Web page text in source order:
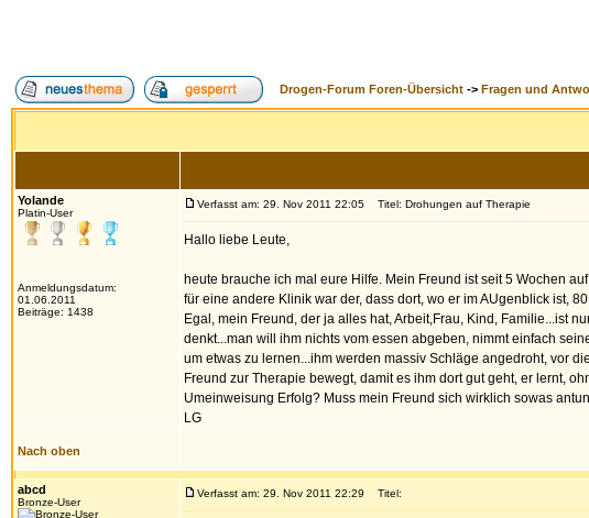
Drogen-Forum Foren-Übersicht -> Fragen und
Yolande
Platin-User
Anmeldungsdatum:
01.06.2011
Beiträge: 1438
Verfasst am: 29. Nov 2011 22:05 Titel: Drohungen auf Therapie
Hallo liebe Leute,
heute brauche ich mal eure Hilfe. Mein Freund ist seit 5 Wochen
für eine andere Klinik war der, dass dort, wo er im AUgenblick ist,
Egal, mein Freund, der ja alles hat, Arbeit,Frau, Kind, Familie...ist
denkt...man will ihm nichts vom essen abgeben, nimmt einfach
um etwas zu lernen...ihm werden massiv Schläge angedroht, vor
Freund zur Therapie bewegt, damit es ihm dort gut geht, er lernt,
Umeinweisung Erfolg? Muss mein Freund sich wirklich sowas
LG
Nach oben
abcd
Bronze-User
Verfasst am: 29. Nov 2011 22:29 Titel: